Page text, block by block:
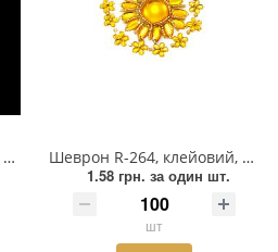
Шеврон R-264, клейовий, 8см, прозора основа, квітка з бурштинового каміння
1.58 грн. за один шт.
шт